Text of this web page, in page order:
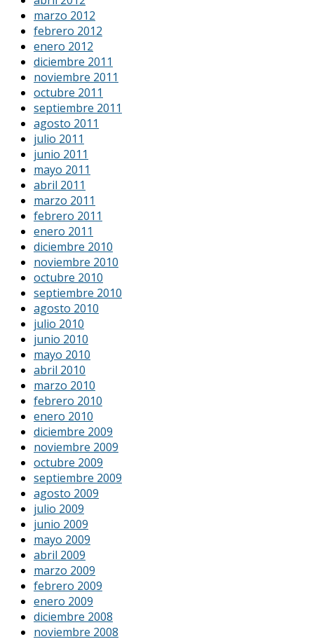
marzo 2012
febrero 2012
enero 2012
diciembre 2011
noviembre 2011
octubre 2011
septiembre 2011
agosto 2011
julio 2011
junio 2011
mayo 2011
abril 2011
marzo 2011
febrero 2011
enero 2011
diciembre 2010
noviembre 2010
octubre 2010
septiembre 2010
agosto 2010
julio 2010
junio 2010
mayo 2010
abril 2010
marzo 2010
febrero 2010
enero 2010
diciembre 2009
noviembre 2009
octubre 2009
septiembre 2009
agosto 2009
julio 2009
junio 2009
mayo 2009
abril 2009
marzo 2009
febrero 2009
enero 2009
diciembre 2008
noviembre 2008